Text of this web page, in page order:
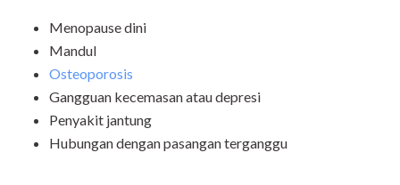
Menopause dini
Mandul
Osteoporosis
Gangguan kecemasan atau depresi
Penyakit jantung
Hubungan dengan pasangan terganggu